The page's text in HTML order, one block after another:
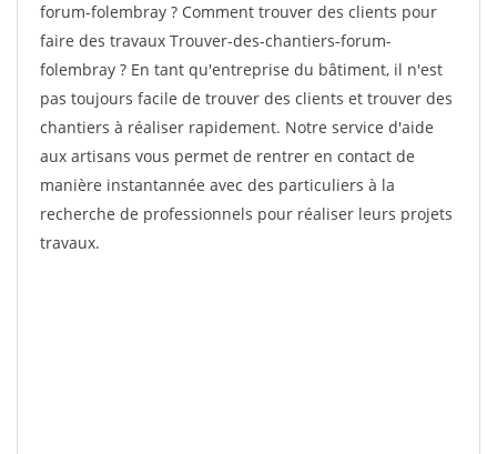
forum-folembray ? Comment trouver des clients pour
faire des travaux Trouver-des-chantiers-forum-
folembray ? En tant qu'entreprise du bâtiment, il n'est
pas toujours facile de trouver des clients et trouver des
chantiers à réaliser rapidement. Notre service d'aide
aux artisans vous permet de rentrer en contact de
manière instantannée avec des particuliers à la
recherche de professionnels pour réaliser leurs projets
travaux.